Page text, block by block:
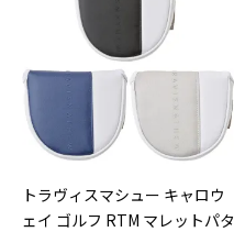
トラヴィスマシュー キャロウ
ェイ ゴルフ RTM マレットパタ